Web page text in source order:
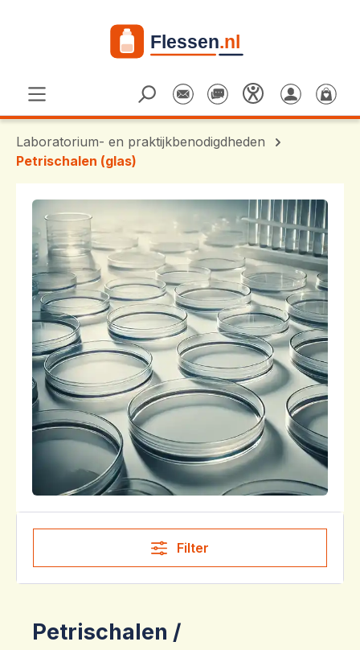
Laboratorium- en praktijkbenodigdheden
Petrischalen (glas)
Filter
Petrischalen /